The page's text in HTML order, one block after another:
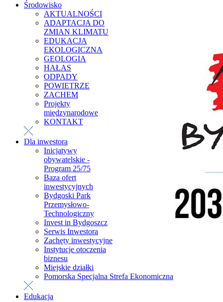
Środowisko
AKTUALNOŚCI
ADAPTACJA DO
ZMIAN KLIMATU
EDUKACJA
EKOLOGICZNA
GEOLOGIA
HAŁAS
ODPADY
POWIETRZE
ZACHEM
Projekty
międzynarodowe
KONTAKT
Dla inwestora
Inicjatywy
obywatelskie -
Program 25/75
Baza ofert
inwestycyjnych
Bydgoski Park
Przemysłowo-
Technologiczny
Invest in Bydgoszcz
Serwis Inwestora
Zachęty inwestycyjne
Instytucje otoczenia
biznesu
Miejskie działki
Pomorska Specjalna Strefa Ekonomiczna
Edukacja